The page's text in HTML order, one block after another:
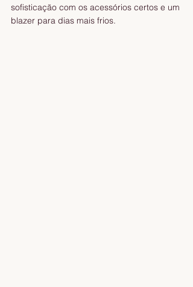
sofisticação com os acessórios certos e um
blazer para dias mais frios.